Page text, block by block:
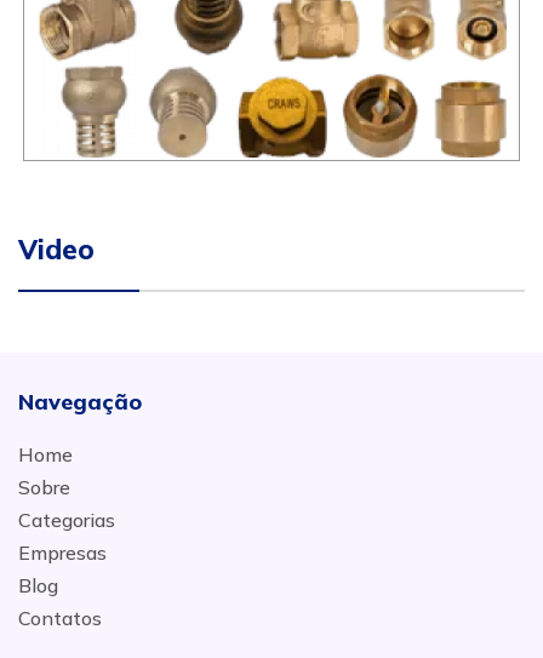
Video
Navegação
Home
Sobre
Categorias
Empresas
Blog
Contatos